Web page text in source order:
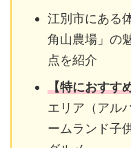
江別市にある
角山農場」の
点を紹介
【特におすす
エリア（アル
ームランド子